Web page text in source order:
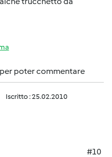
per poter commentare
Iscritto : 25.02.2010
#10